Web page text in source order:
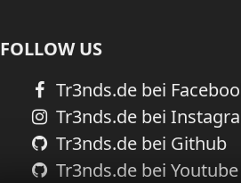
FOLLOW US
Tr3nds.de bei
Tr3nds.de bei
Tr3nds.de bei Github
Tr3nds.de bei Youtube